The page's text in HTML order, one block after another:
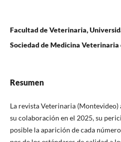
Facultad de Veterinaria,
Sociedad de Medicina Veterinaria
Resumen
La revista Veterinaria (Montevideo)
su colaboración en el 2025, su
posible la aparición de cada